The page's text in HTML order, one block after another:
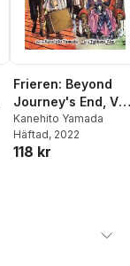
Frieren: Beyond
Journey's End,
3
Kanehito Yamada
Häftad, 2022
118 kr